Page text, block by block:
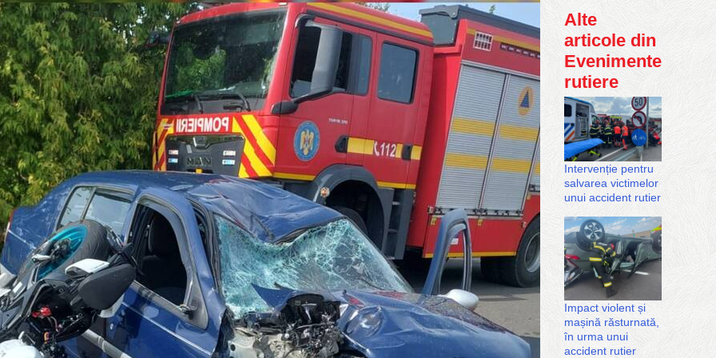
Alte
articole din
Evenimente
rutiere
Intervenție pentru
salvarea victimelor
unui accident rutier
Impact violent și
mașină răsturnată,
în urma unui
accident rutier